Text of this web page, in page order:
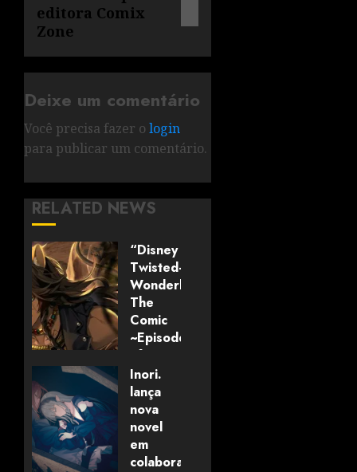
editora Comix
Zone
Deixe um comentário
Você precisa fazer o login
para publicar um comentário.
RELATED NEWS
“Disney
Twisted-
Wonderland:
The
Comic
~Episode
of
Savanaclaw~”
anunciado
pela
Universo
dos
Livros
Inori.
lança
nova
novel
em
colaboração